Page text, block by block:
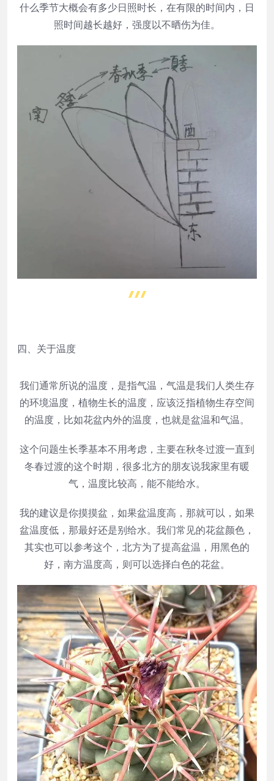
什么季节大概会有多少日照时长，在有限的时间内，日
照时间越长越好，强度以不晒伤为佳。
四、关于温度
我们通常所说的温度，是指气温，气温是我们人类生存
的环境温度，植物生长的温度，应该泛指植物生存空间
的温度，比如花盆内外的温度，也就是盆温和气温。
这个问题生长季基本不用考虑，主要在秋冬过渡一直到
冬春过渡的这个时期，很多北方的朋友说我家里有暖
气，温度比较高，能不能给水。
我的建议是你摸摸盆，如果盆温度高，那就可以，如果
盆温度低，那最好还是别给水。我们常见的花盆颜色，
其实也可以参考这个，北方为了提高盆温，用黑色的
好，南方温度高，则可以选择白色的花盆。